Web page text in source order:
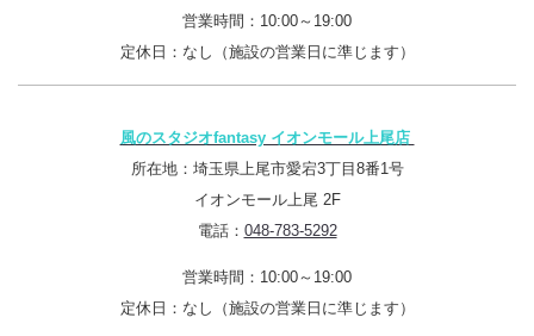
営業時間：10:00～19:00
定休日：なし（施設の営業日に準じます）
風のスタジオfantasy イオンモール上尾店
所在地：埼玉県上尾市愛宕3丁目8番1号
イオンモール上尾 2F
電話： 048-783-5292
営業時間：10:00～19:00
定休日：なし（施設の営業日に準じます）